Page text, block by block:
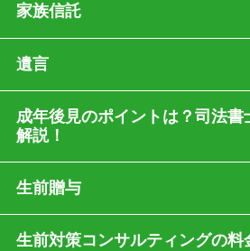
家族信託
遺言
成年後見のポイントは？司法書
解説！
生前贈与
生前対策コンサルティングの料